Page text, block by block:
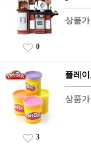
상품
0
플레
상품
3